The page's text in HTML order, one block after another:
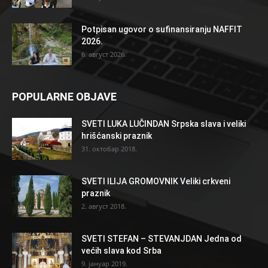
Potpisan ugovor o sufinansiranju NAFFIT
2026.
6. август 2026.
POPULARNE OBJAVE
SVETI LUKA LUČINDAN Srpska slava i veliki
hrišćanski praznik
31. октобар 2018.
SVETI ILIJA GROMOVNIK Veliki crkveni
praznik
2. август 2018.
SVETI STEFAN – STEVANJDAN Jedna od
većih slava kod Srba
9. јануар 2019.